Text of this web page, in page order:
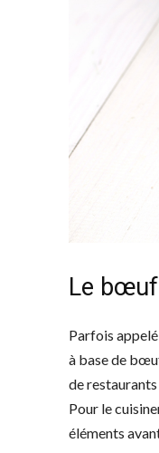
Le
Parfois
à base de
de
Pour le
éléments